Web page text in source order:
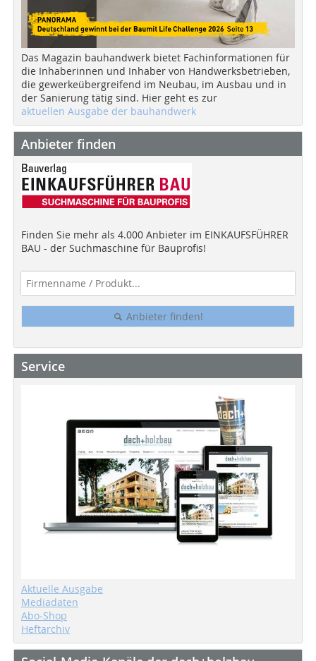
Das Magazin bauhandwerk bietet Fachinformationen für
die Inhaberinnen und Inhaber von Handwerksbetrieben,
die gewerkeübergreifend im Neubau, im Ausbau und in
der Sanierung tätig sind. Hier geht es zur
aktuellen Ausgabe der bauhandwerk
Anbieter finden
Finden Sie mehr als 4.000 Anbieter im EINKAUFSFÜHRER
BAU - der Suchmaschine für Bauprofis!
Anbieter finden!
Service
Aktuelle Ausgabe
Mediadaten
Abo-Shop
Heftarchiv